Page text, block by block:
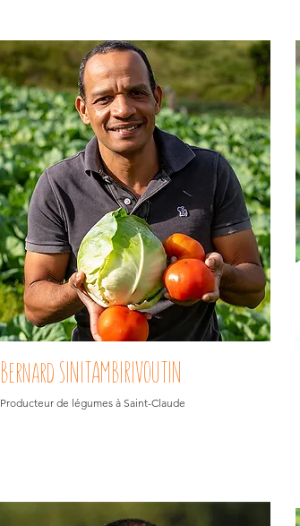
Bernard SINITAMBIRIVOUTIN
Producteur de légumes à Saint-Claude